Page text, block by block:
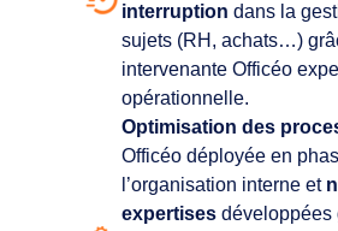
interruption dans la
sujets (RH, achats…)
intervenante Officéo
opérationnelle.
Optimisation des
Officéo déployée en
l’organisation interne et
expertisesdéveloppées